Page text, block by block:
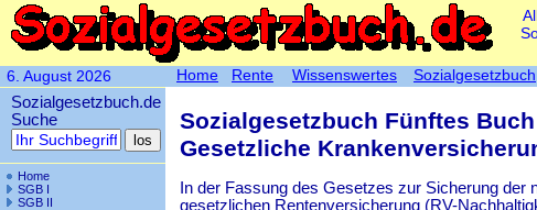
6. August 2026
Sozialgesetzbuch.de
Suche
Home
SGB I
SGB II
Sozialgesetzbuch Fünftes Buch
Gesetzliche
In der Fassung des Gesetzes zur Sicherung der
gesetzlichen Rentenversicherung (RV-
Home Rente Wissenswertes Sozialgesetzbuch